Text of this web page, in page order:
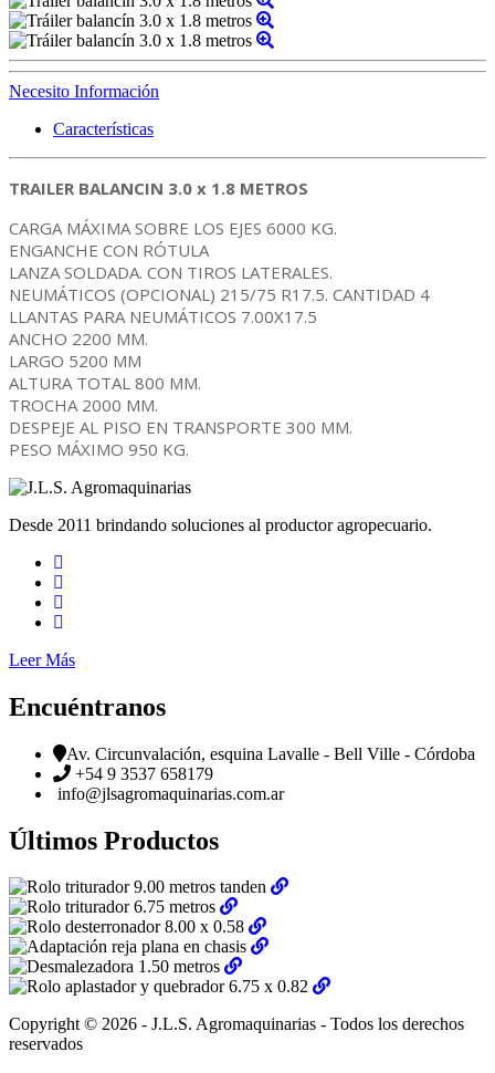
Necesito Información
Características
TRAILER BALANCIN 3.0 x 1.8 METROS
CARGA MÁXIMA SOBRE LOS EJES 6000 KG.
ENGANCHE CON RÓTULA
LANZA SOLDADA. CON TIROS LATERALES.
NEUMÁTICOS (OPCIONAL) 215/75 R17.5. CANTIDAD 4
LLANTAS PARA NEUMÁTICOS 7.00X17.5
ANCHO 2200 MM.
LARGO 5200 MM
ALTURA TOTAL 800 MM.
TROCHA 2000 MM.
DESPEJE AL PISO EN TRANSPORTE 300 MM.
PESO MÁXIMO 950 KG.
Desde 2011 brindando soluciones al productor agropecuario.
Leer Más
Encuéntranos
Av. Circunvalación, esquina Lavalle - Bell Ville - Córdoba
+54 9 3537 658179
info@jlsagromaquinarias.com.ar
Últimos Productos
Copyright © 2026 - J.L.S. Agromaquinarias - Todos los derechos
reservados